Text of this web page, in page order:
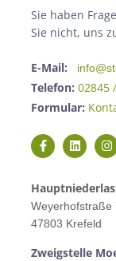
Sie haben
Sie nicht, uns
E-Mail:
Telefon: 02845
Formular:
Weyerhofstraße
47803 Krefeld
Zweigstelle M